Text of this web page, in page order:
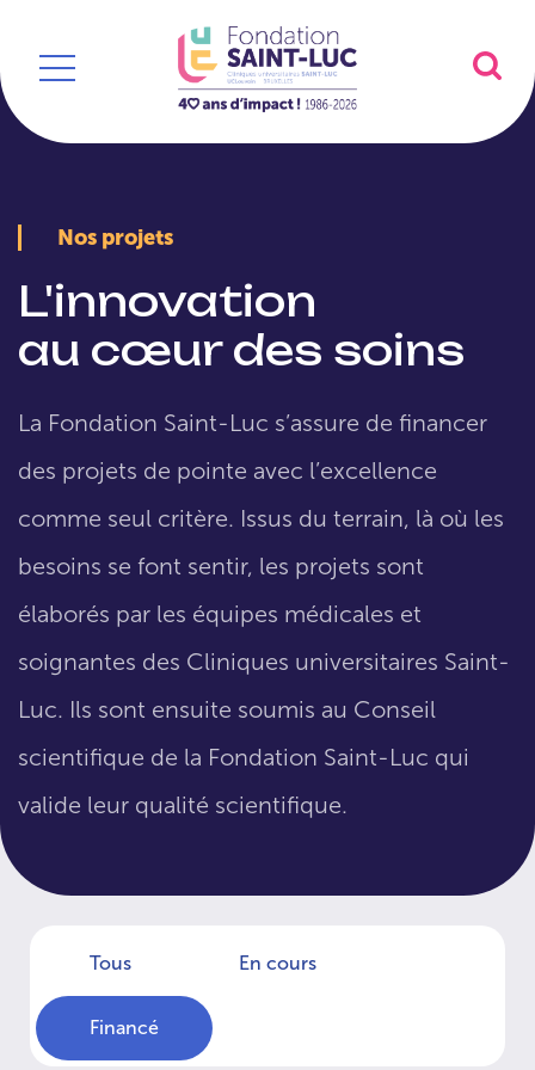
Nos projets
L'innovation
au cœur des soins
La Fondation Saint-Luc s’assure de financer
des projets de pointe avec l’excellence
comme seul critère. Issus du terrain, là où les
besoins se font sentir, les projets sont
élaborés par les équipes médicales et
soignantes des Cliniques universitaires Saint-
Luc. Ils sont ensuite soumis au Conseil
scientifique de la Fondation Saint-Luc qui
valide leur qualité scientifique.
Tous En cours
Financé